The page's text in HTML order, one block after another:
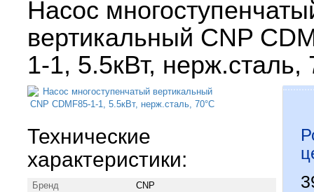
Насос
вертикальный CNP
1-1, 5.5кВт, нерж.сталь,
Технические
характеристики:
Бренд
CNP